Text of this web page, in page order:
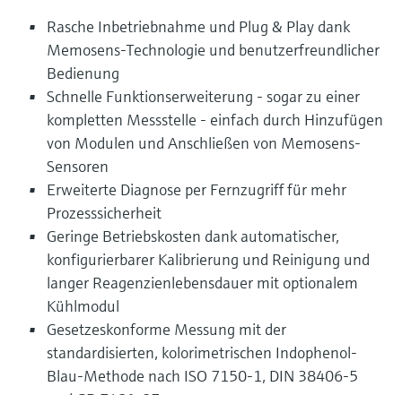
Rasche Inbetriebnahme und Plug & Play dank
Memosens-Technologie und benutzerfreundlicher
Bedienung
Schnelle Funktionserweiterung - sogar zu einer
kompletten Messstelle - einfach durch Hinzufügen
von Modulen und Anschließen von Memosens-
Sensoren
Erweiterte Diagnose per Fernzugriff für mehr
Prozesssicherheit
Geringe Betriebskosten dank automatischer,
konfigurierbarer Kalibrierung und Reinigung und
langer Reagenzienlebensdauer mit optionalem
Kühlmodul
Gesetzeskonforme Messung mit der
standardisierten, kolorimetrischen Indophenol-
Blau-Methode nach ISO 7150-1, DIN 38406-5